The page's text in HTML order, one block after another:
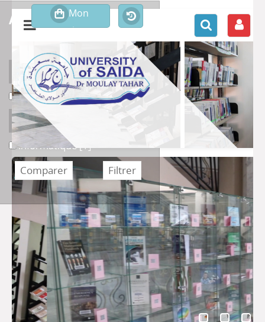
affiner ou comparer
Support
Livre
Livre[1]
Section
Informatique
Informatique[1]